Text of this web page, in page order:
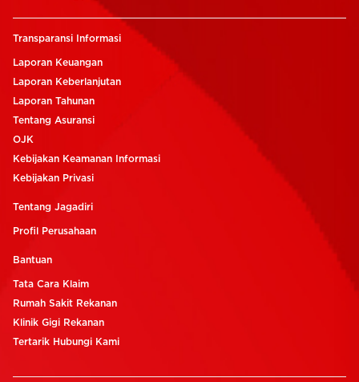
Transparansi Informasi
Laporan Keuangan
Laporan Keberlanjutan
Laporan Tahunan
Tentang Asuransi
OJK
Kebijakan Keamanan Informasi
Kebijakan Privasi
Tentang Jagadiri
Profil Perusahaan
Bantuan
Tata Cara Klaim
Rumah Sakit Rekanan
Klinik Gigi Rekanan
Tertarik Hubungi Kami